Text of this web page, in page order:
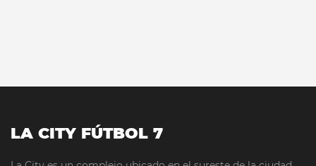
LA CITY FÚTBOL 7